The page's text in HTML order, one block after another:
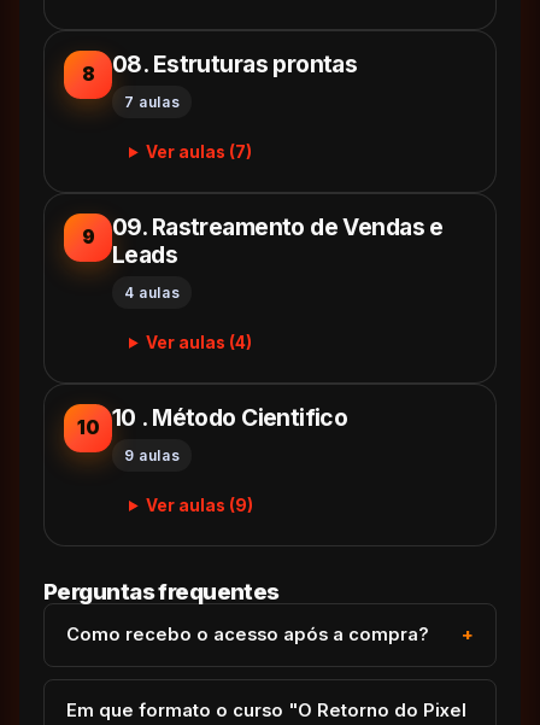
8 08. Estruturas prontas
7 aulas
Ver aulas (7)
9
09. Rastreamento de Vendas e
Leads
4 aulas
Ver aulas (4)
10 10 . Método Cientifico
9 aulas
Ver aulas (9)
Perguntas frequentes
Como recebo o acesso após a compra?
Em que formato o curso "O Retorno do Pixel